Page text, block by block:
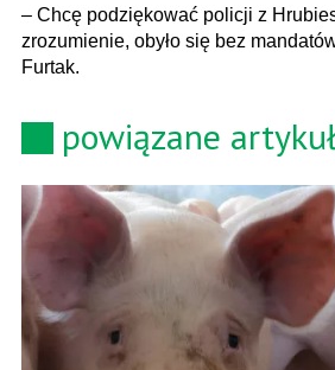
– Chcę podziękować policji z
zrozumienie, obyło się bez
Furtak.
powiązane